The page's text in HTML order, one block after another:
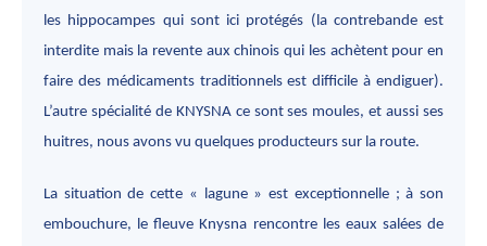
les hippocampes qui sont ici protégés (la contrebande est
interdite mais la revente aux chinois qui les achètent pour en
faire des médicaments traditionnels est difficile à endiguer).
L’autre spécialité de KNYSNA ce sont ses moules, et aussi ses
huitres, nous avons vu quelques producteurs sur la route.
La situation de cette « lagune » est exceptionnelle ; à son
embouchure, le fleuve Knysna rencontre les eaux salées de